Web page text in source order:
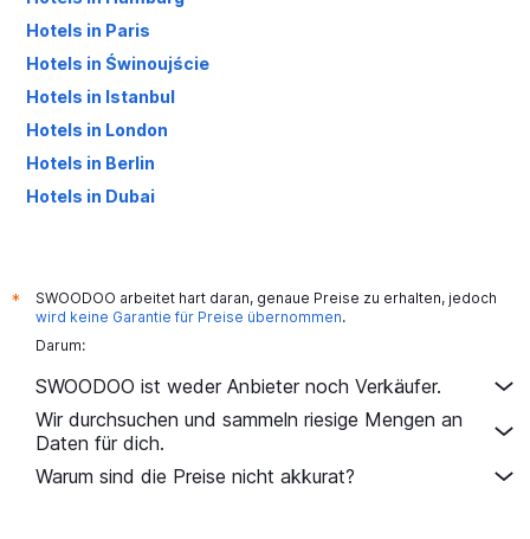
Hotels in Paris
Hotels in Świnoujście
Hotels in Istanbul
Hotels in London
Hotels in Berlin
Hotels in Dubai
*
SWOODOO arbeitet hart daran, genaue Preise zu erhalten, jedoch
wird keine Garantie für Preise übernommen.
Darum:
SWOODOO ist weder Anbieter noch Verkäufer.
Wir durchsuchen und sammeln riesige Mengen an
Daten für dich.
Warum sind die Preise nicht akkurat?